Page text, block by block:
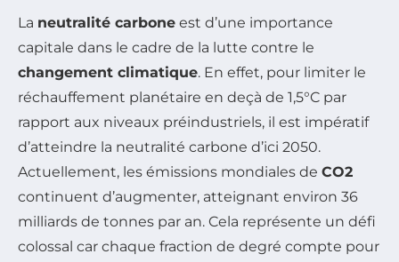
La neutralité carbone est d’une importance
capitale dans le cadre de la lutte contre le
changement climatique. En effet, pour limiter le
réchauffement planétaire en deçà de 1,5°C par
rapport aux niveaux préindustriels, il est impératif
d’atteindre la neutralité carbone d’ici 2050.
Actuellement, les émissions mondiales de CO2
continuent d’augmenter, atteignant environ 36
milliards de tonnes par an. Cela représente un défi
colossal car chaque fraction de degré compte pour